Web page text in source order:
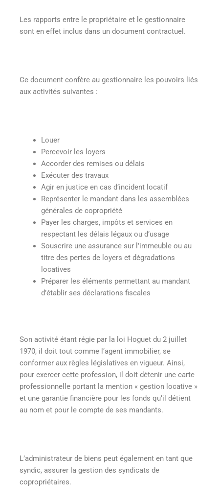
Les rapports entre le propriétaire et le gestionnaire
sont en effet inclus dans un document contractuel.
Ce document confère au gestionnaire les pouvoirs liés
aux activités suivantes :
Louer
Percevoir les loyers
Accorder des remises ou délais
Exécuter des travaux
Agir en justice en cas d’incident locatif
Représenter le mandant dans les assemblées
générales de copropriété
Payer les charges, impôts et services en
respectant les délais légaux ou d’usage
Souscrire une assurance sur l’immeuble ou au
titre des pertes de loyers et dégradations
locatives
Préparer les éléments permettant au mandant
d’établir ses déclarations fiscales
Son activité étant régie par la loi Hoguet du 2 juillet
1970, il doit tout comme l’agent immobilier, se
conformer aux règles législatives en vigueur. Ainsi,
pour exercer cette profession, il doit détenir une carte
professionnelle portant la mention « gestion locative »
et une garantie financière pour les fonds qu’il détient
au nom et pour le compte de ses mandants.
L’administrateur de biens peut également en tant que
syndic, assurer la gestion des syndicats de
copropriétaires.